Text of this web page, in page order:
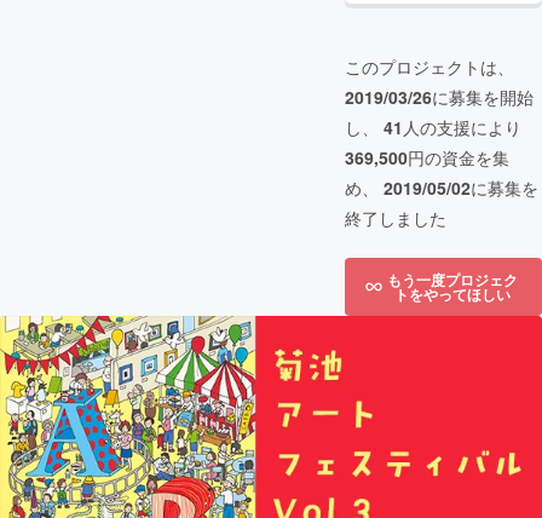
このプロジェクトは、
2019/03/26に募集を開始
し、 41 人の支援により
369,500円の資金を集
め、 2019/05/02に募集を
終了しました
もう一度プロジェク
トをやってほしい